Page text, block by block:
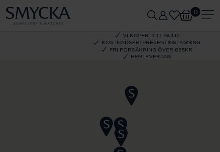
VI KÖPER DITT GULD
KOSTNADSFRI PRESENTINSLAGNING
FRI FÖRSÄKRING ÖVER 695KR
HEMLEVERANS
0